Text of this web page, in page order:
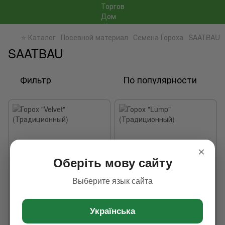
⭐ Каталог Посевной материал Семена Гороха SAATBAU
SAATBAU
Фильтр По популярности
(Традиционный)
Горох "Lump" (Традиционный)
×
Оберіть мову сайту
Выберите язык сайта
Українська